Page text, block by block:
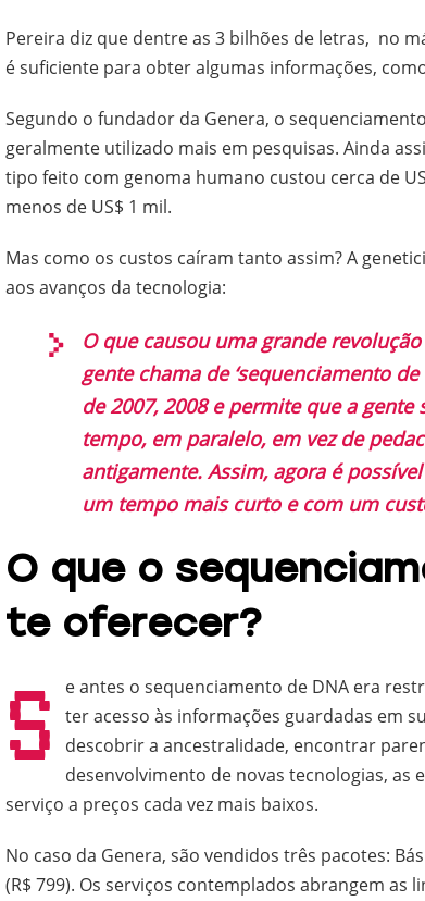
Pereira diz que dentre as 3 bilhões de letras, no
é suficiente para obter algumas informações,
Segundo o fundador da Genera, o
geralmente utilizado mais em pesquisas. Ainda
tipo feito com genoma humano custou cerca de
menos de US$ 1 mil.
Mas como os custos caíram tanto assim? A
aos avanços da tecnologia:
O que causou uma grande
gente chama de ‘sequenciamento
de 2007, 2008 e permite que a
tempo, em paralelo, em vez de
antigamente. Assim, agora é
um tempo mais curto e com um
O que o
te oferecer?
S
e antes o sequenciamento de DNA era
ter acesso às informações guardadas em
descobrir a ancestralidade, encontrar
desenvolvimento de novas tecnologias, as
serviço a preços cada vez mais baixos.
No caso da Genera, são vendidos três pacotes:
(R$ 799). Os serviços contemplados abrangem as